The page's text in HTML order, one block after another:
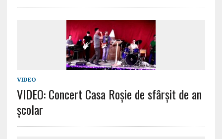
VIDEO
VIDEO: Concert Casa Roșie de sfârșit de an
școlar